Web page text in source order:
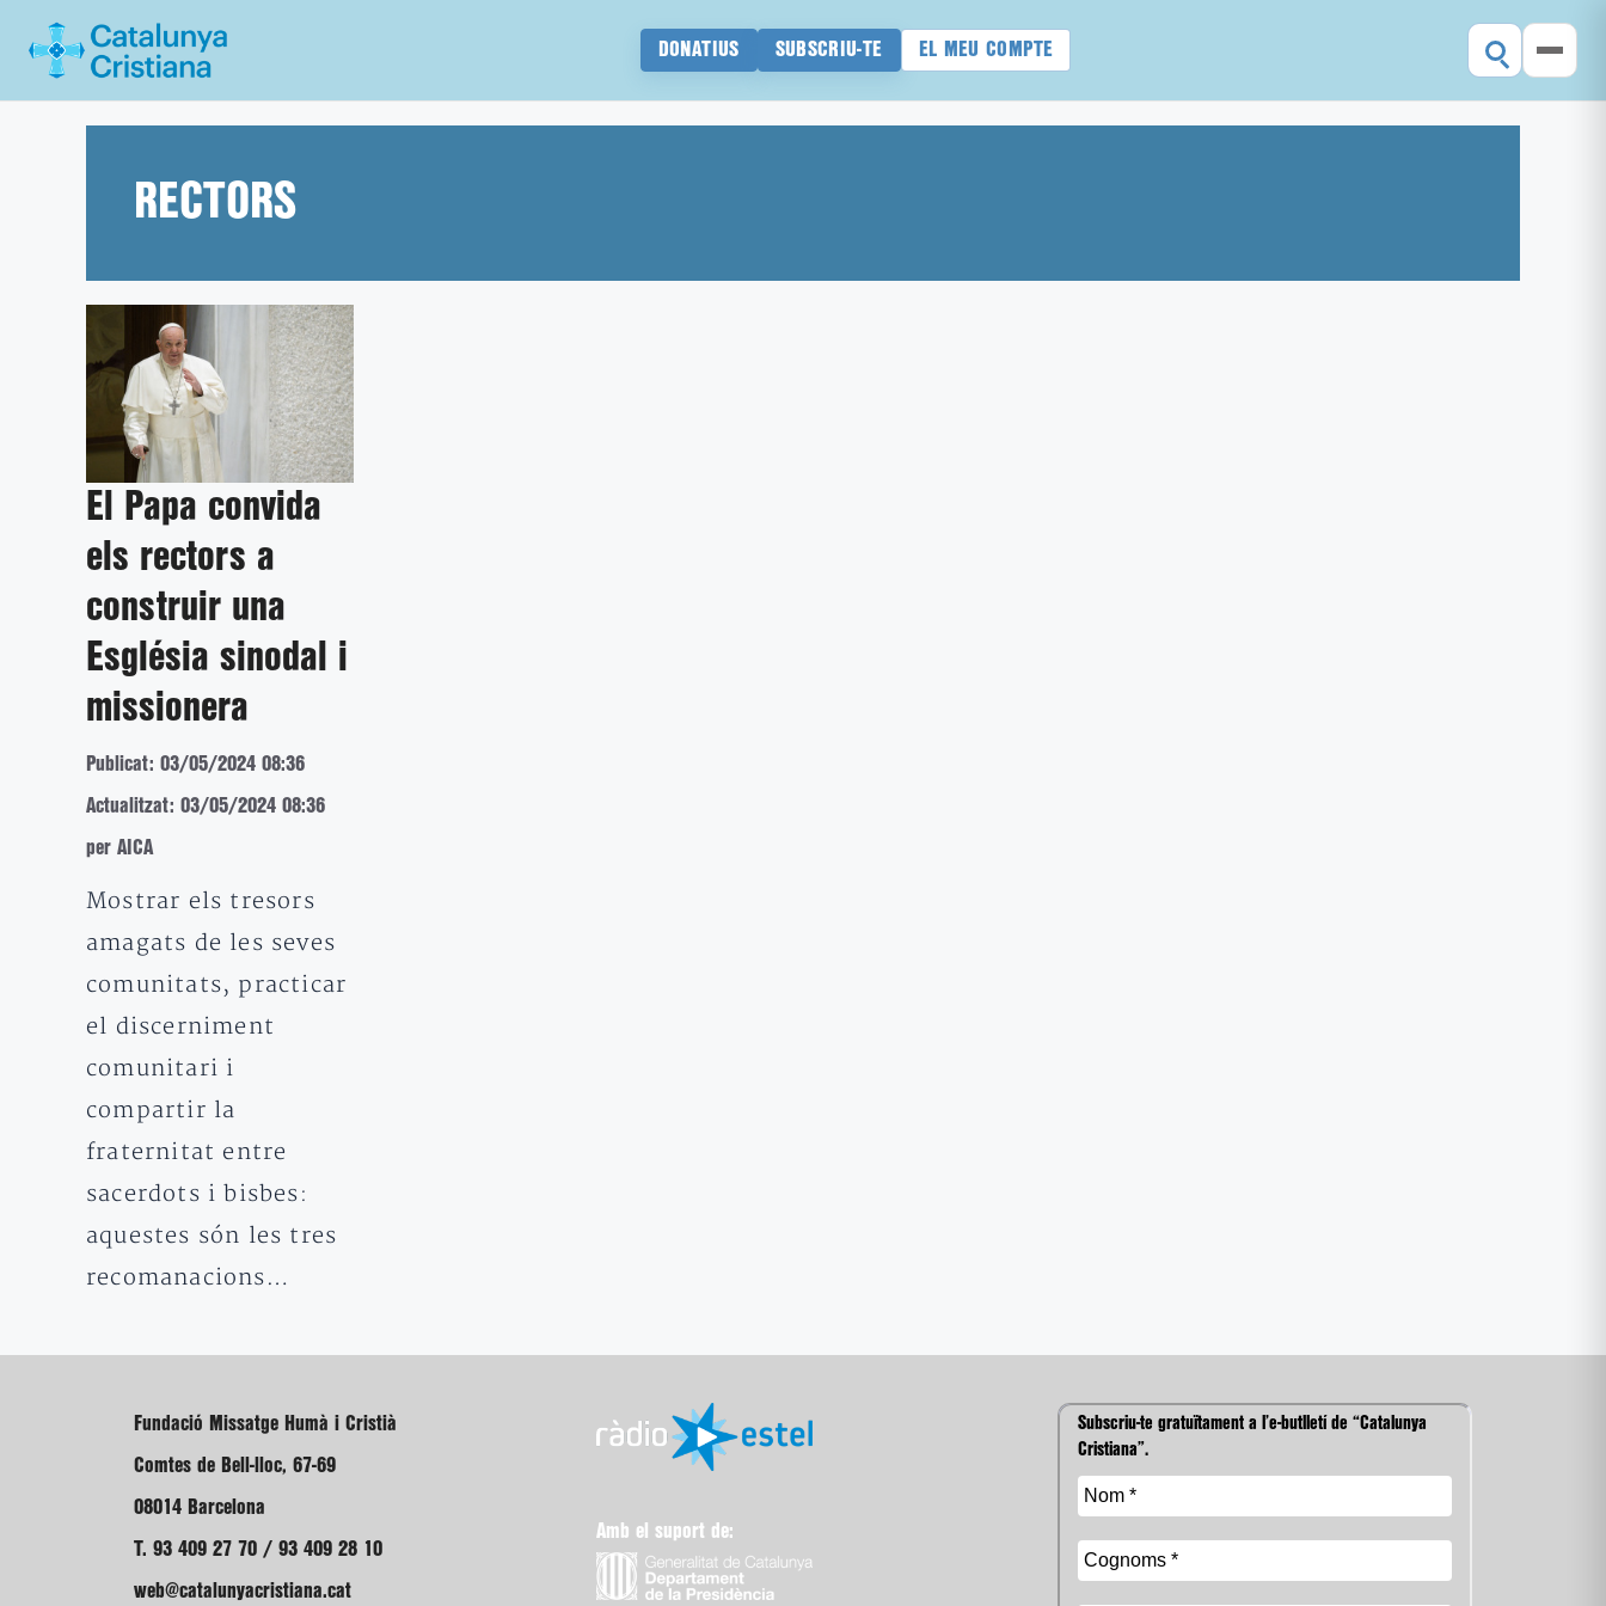
DONATIUS SUBSCRIU-TE EL MEU COMPTE
RECTORS
El Papa convida
els rectors a
construir una
Església sinodal i
missionera
Publicat: 03/05/2024 08:36
Actualitzat: 03/05/2024 08:36
per AICA
Mostrar els tresors
amagats de les seves
comunitats, practicar
el discerniment
comunitari i
compartir la
fraternitat entre
sacerdots i bisbes:
aquestes són les tres
recomanacions…
Fundació Missatge Humà i Cristià
Comtes de Bell-lloc, 67-69
08014 Barcelona
T. 93 409 27 70 / 93 409 28 10
web@catalunyacristiana.cat
Amb el suport de:
Subscriu-te gratuïtament a l’e-butlletí de “Catalunya
Cristiana”.